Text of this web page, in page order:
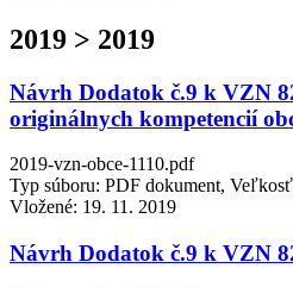
2019 > 2019
Návrh Dodatok č.9 k VZN
originálnych kompetencií
2019-vzn-obce-1110.pdf
Typ súboru: PDF dokument,
Vložené: 19. 11. 2019
Návrh Dodatok č.9 k VZN